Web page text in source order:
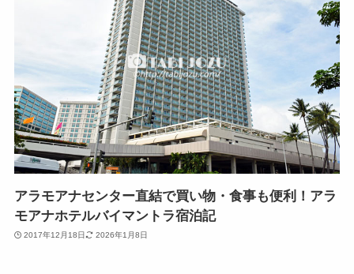
アラモアナセンター直結で買い物・食事も便利！アラ
モアナホテルバイマントラ宿泊記
2017年12月18日 2026年1月8日